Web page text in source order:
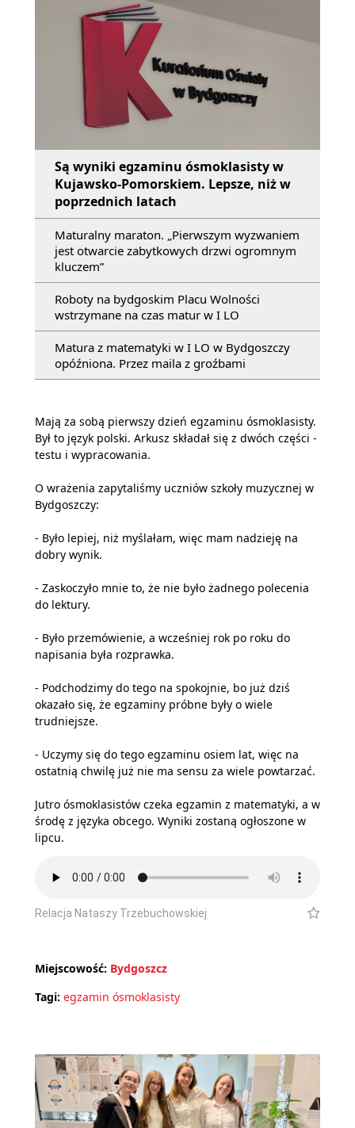
Są wyniki egzaminu ósmoklasisty w
Kujawsko-Pomorskiem. Lepsze, niż w
poprzednich latach
Maturalny maraton. „Pierwszym wyzwaniem
jest otwarcie zabytkowych drzwi ogromnym
kluczem”
Roboty na bydgoskim Placu Wolności
wstrzymane na czas matur w I LO
Matura z matematyki w I LO w Bydgoszczy
opóźniona. Przez maila z groźbami
Mają za sobą pierwszy dzień egzaminu ósmoklasisty.
Był to język polski. Arkusz składał się z dwóch części -
testu i wypracowania.
O wrażenia zapytaliśmy uczniów szkoły muzycznej w
Bydgoszczy:
- Było lepiej, niż myślałam, więc mam nadzieję na
dobry wynik.
- Zaskoczyło mnie to, że nie było żadnego polecenia
do lektury.
- Było przemówienie, a wcześniej rok po roku do
napisania była rozprawka.
- Podchodzimy do tego na spokojnie, bo już dziś
okazało się, że egzaminy próbne były o wiele
trudniejsze.
- Uczymy się do tego egzaminu osiem lat, więc na
ostatnią chwilę już nie ma sensu za wiele powtarzać.
Jutro ósmoklasistów czeka egzamin z matematyki, a w
środę z języka obcego. Wyniki zostaną ogłoszone w
lipcu.
Relacja Nataszy Trzebuchowskiej
Miejscowość: Bydgoszcz
Tagi: egzamin ósmoklasisty